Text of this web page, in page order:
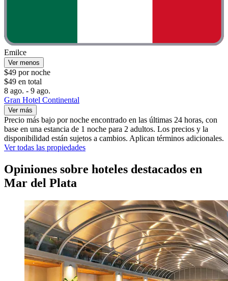
Emilce
Ver menos
$49 por noche
$49 en total
8 ago. - 9 ago.
Gran Hotel Continental
Ver más
Precio más bajo por noche encontrado en las últimas 24 horas, con
base en una estancia de 1 noche para 2 adultos. Los precios y la
disponibilidad están sujetos a cambios. Aplican términos adicionales.
Ver todas las propiedades
Opiniones sobre hoteles destacados en
Mar del Plata